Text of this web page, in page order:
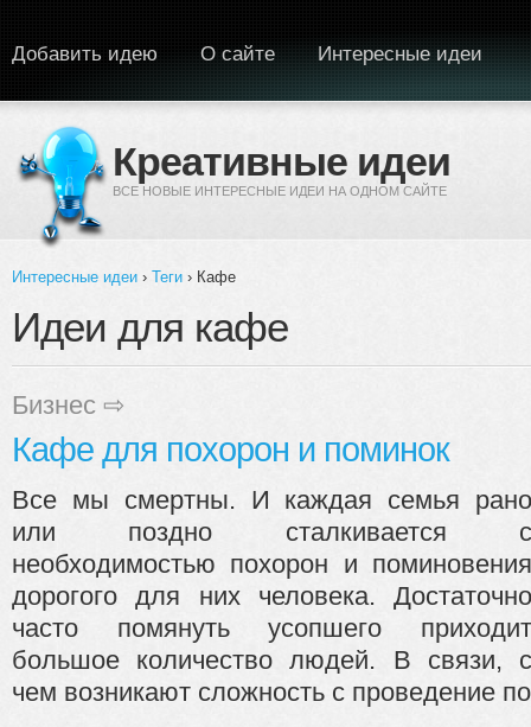
Креативные идеи
ВСЕ НОВЫЕ ИНТЕРЕСНЫЕ ИДЕИ НА ОДНОМ САЙТЕ
Добавить идею О сайте Интересные идеи
Вы здесь
Интересные идеи › Теги › Кафе
Идеи для кафе
Бизнес ⇨
Кафе для похорон и поминок
Все мы смертны. И каждая семья рано
или поздно сталкивается с
необходимостью похорон и поминовения
дорогого для них человека. Достаточно
часто помянуть усопшего приходит
большое количество людей. В связи, с
чем возникают сложность с проведение